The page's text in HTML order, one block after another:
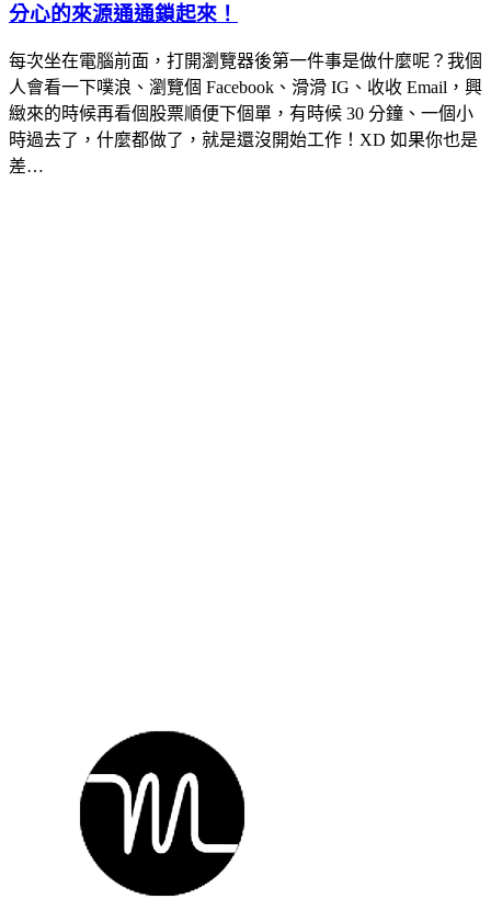
分心的來源通通鎖起來！
每次坐在電腦前面，打開瀏覽器後第一件事是做什麼呢？我個
人會看一下噗浪、瀏覽個 Facebook、滑滑 IG、收收 Email，興
緻來的時候再看個股票順便下個單，有時候 30 分鐘、一個小
時過去了，什麼都做了，就是還沒開始工作！XD 如果你也是
差…